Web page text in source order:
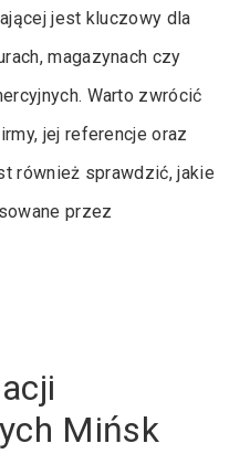
jest kluczowy dla
magazynach czy
Warto zwrócić
jej referencje oraz
również sprawdzić, jakie
przez
Mińsk